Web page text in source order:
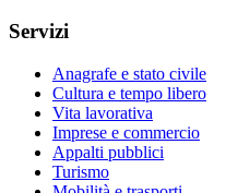
Servizi
Anagrafe e stato civile
Cultura e tempo libero
Vita lavorativa
Imprese e commercio
Appalti pubblici
Turismo